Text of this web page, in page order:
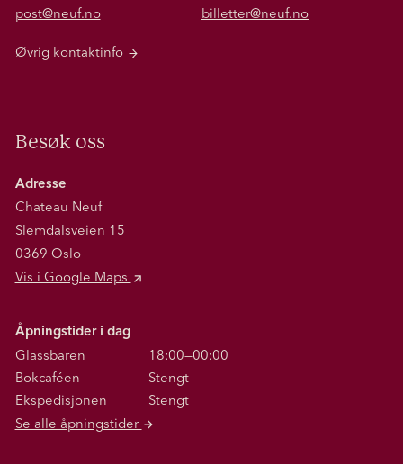
post@neuf.no
billetter@neuf.no
Øvrig kontaktinfo
Besøk oss
Adresse
Chateau Neuf
Slemdalsveien 15
0369 Oslo
Vis i Google Maps
Åpningstider i dag
Glassbaren
18:00—00:00
Bokcaféen
Stengt
Ekspedisjonen
Stengt
Se alle åpningstider